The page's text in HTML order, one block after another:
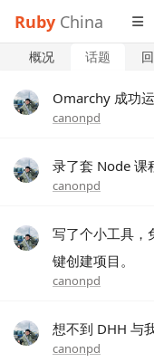
Ruby China
概况 话题
Omarchy 成功
canonpd
录了套 Node 课
canonpd
写了个小工具，
键创建项目。
canonpd
想不到 DHH 与
canonpd